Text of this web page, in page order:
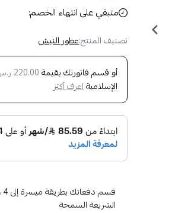
متبقي على انتهاء الخصم:
تصنيف المنتج:عطور النيش
أو قسم فاتورتك بقيمة 220.00 ر.س
الإسلاميةاعرف أكثر
الشريعة السمحة